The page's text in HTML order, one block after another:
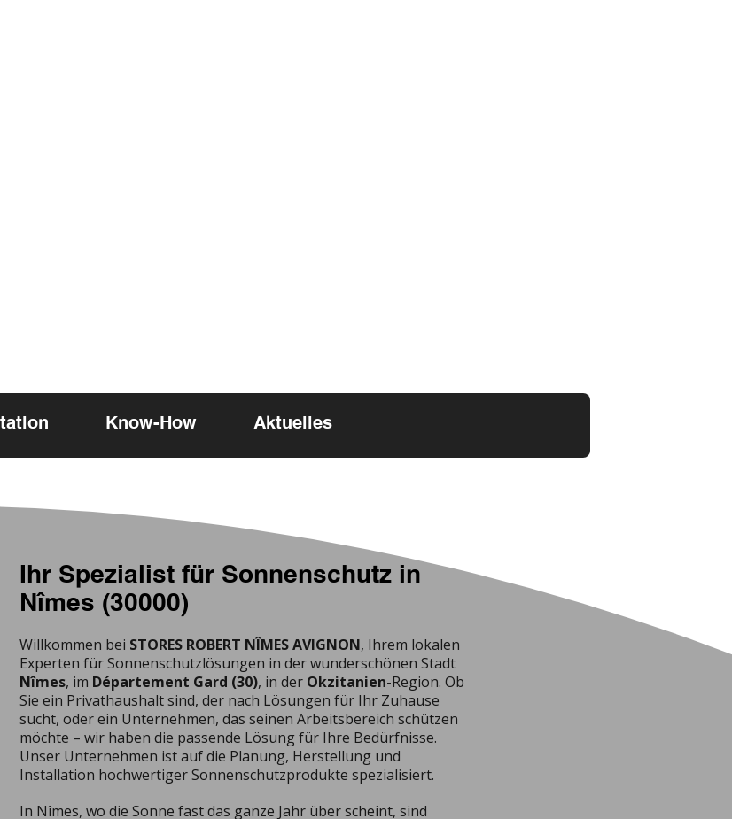
Know-How Aktuelles
Ihr Spezialist für Sonnenschutz in
Nîmes (30000)
Willkommen bei STORES ROBERT NÎMES AVIGNON, Ihrem lokalen
Experten für Sonnenschutzlösungen in der wunderschönen Stadt
Nîmes, im Département Gard (30), in der Okzitanien-Region. Ob
Sie ein Privathaushalt sind, der nach Lösungen für Ihr Zuhause
sucht, oder ein Unternehmen, das seinen Arbeitsbereich schützen
möchte – wir haben die passende Lösung für Ihre Bedürfnisse.
Unser Unternehmen ist auf die Planung, Herstellung und
Installation hochwertiger Sonnenschutzprodukte spezialisiert.
In Nîmes, wo die Sonne fast das ganze Jahr über scheint, sind